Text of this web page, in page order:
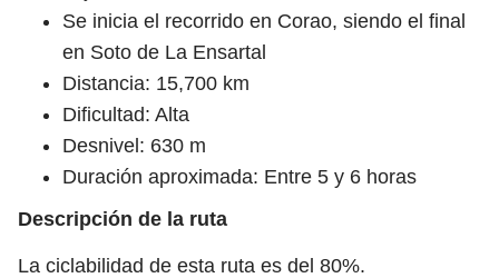
Se inicia el recorrido en Corao, siendo el final
en Soto de La Ensartal
Distancia: 15,700 km
Dificultad: Alta
Desnivel: 630 m
Duración aproximada: Entre 5 y 6 horas
Descripción de la ruta
La ciclabilidad de esta ruta es del 80%.